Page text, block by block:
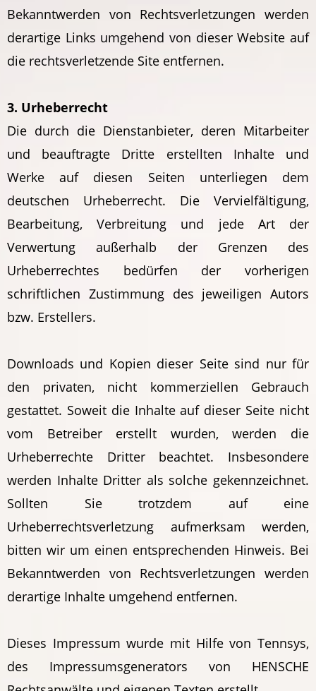
Bekanntwerden von Rechtsverletzungen werden
derartige Links umgehend von dieser Website auf
die rechtsverletzende Site entfernen.
3. Urheberrecht
Die durch die Dienstanbieter, deren Mitarbeiter
und beauftragte Dritte erstellten Inhalte und
Werke auf diesen Seiten unterliegen dem
deutschen Urheberrecht. Die Vervielfältigung,
Bearbeitung, Verbreitung und jede Art der
Verwertung außerhalb der Grenzen des
Urheberrechtes bedürfen der vorherigen
schriftlichen Zustimmung des jeweiligen Autors
bzw. Erstellers.
Downloads und Kopien dieser Seite sind nur für
den privaten, nicht kommerziellen Gebrauch
gestattet. Soweit die Inhalte auf dieser Seite nicht
vom Betreiber erstellt wurden, werden die
Urheberrechte Dritter beachtet. Insbesondere
werden Inhalte Dritter als solche gekennzeichnet.
Sollten Sie trotzdem auf eine
Urheberrechtsverletzung aufmerksam werden,
bitten wir um einen entsprechenden Hinweis. Bei
Bekanntwerden von Rechtsverletzungen werden
derartige Inhalte umgehend entfernen.
Dieses Impressum wurde mit Hilfe von Tennsys,
des Impressumsgenerators von HENSCHE